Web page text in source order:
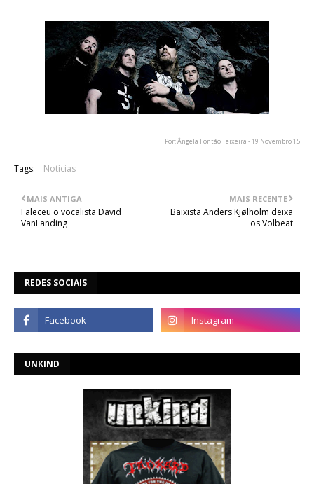
Por: Ângela Fontão Teixeira - 19 Novembro 15
Tags: Notícias
MAIS RECENTE
Baixista Anders Kjølholm deixa
os Volbeat
MAIS ANTIGA
Faleceu o vocalista David
VanLanding
REDES SOCIAIS
UNKIND